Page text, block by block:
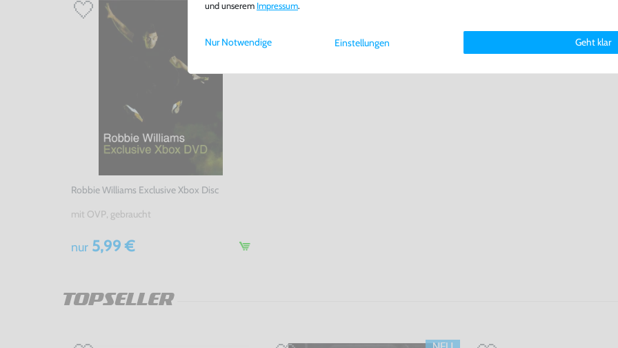
Robbie Williams Exclusive Xbox Disc
mit OVP, gebraucht
nur 5,99 €
TOPSELLER
und unserem Impressum.
Einstellungen Geht klar
Nur Notwendige